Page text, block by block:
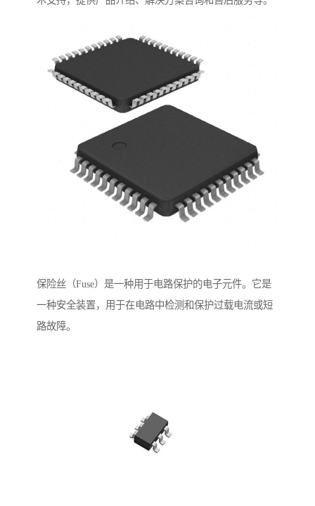
保险丝（Fuse）是一种用于电路保护的电子元件。它是
一种安全装置，用于在电路中检测和保护过载电流或短
路故障。